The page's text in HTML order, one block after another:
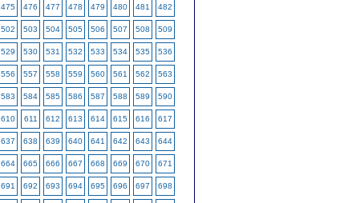
475 476 477 478 479 480 481 482
502 503 504 505 506 507 508 509
529 530 531 532 533 534 535 536
556 557 558 559 560 561 562 563
583 584 585 586 587 588 589 590
610 611 612 613 614 615 616 617
637 638 639 640 641 642 643 644
664 665 666 667 668 669 670 671
691 692 693 694 695 696 697 698